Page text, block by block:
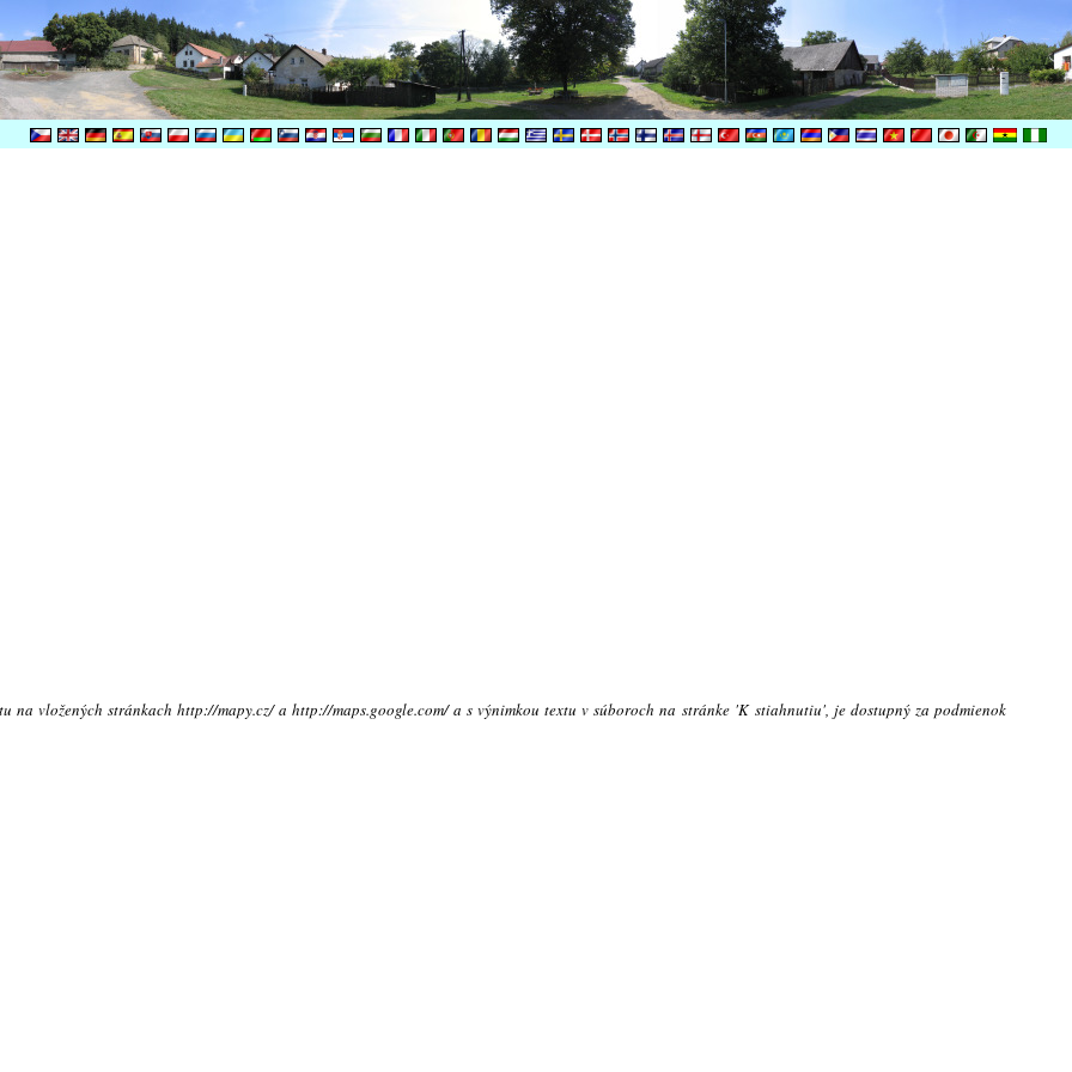
na vložených stránkach http://mapy.cz/ a http://maps.google.com/ a s výnimkou textu v súboroch na stránke 'K stiahnutiu', je dostupný za podmienok